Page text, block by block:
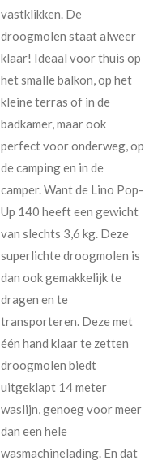
vastklikken. De
droogmolen staat alweer
klaar! Ideaal voor thuis op
het smalle balkon, op het
kleine terras of in de
badkamer, maar ook
perfect voor onderweg, op
de camping en in de
camper. Want de Lino Pop-
Up 140 heeft een gewicht
van slechts 3,6 kg. Deze
superlichte droogmolen is
dan ook gemakkelijk te
dragen en te
transporteren. Deze met
één hand klaar te zetten
droogmolen biedt
uitgeklapt 14 meter
waslijn, genoeg voor meer
dan een hele
wasmachinelading. En dat